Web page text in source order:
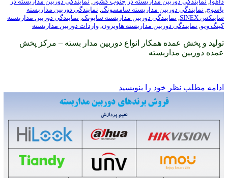
مداربسته سامسونگ, نمایندگی دوربین مداربسته
دوربین مداربسته سایوتک ,نمایندگی دوربین مداربسته
مداربسته هاویرون ,واردات دوربین مداربسته
انواع دوربین مدار بسته – مرکز پخش
را بنویسید